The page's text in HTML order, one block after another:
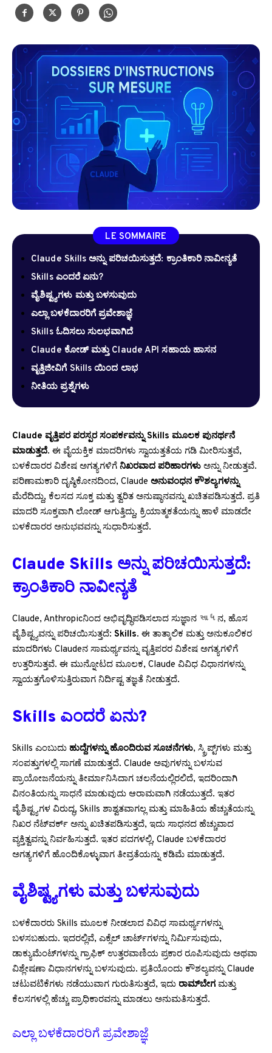
LE SOMMAIRE
Claude Skills ಅನ್ನು ಪರಿಚಯಿಸುತ್ತದೆ: ಕ್ರಾಂತಿಕಾರಿ ನಾವೀನ್ಯತೆ
Skills ಎಂದರೆ ಏನು?
ವೈಶಿಷ್ಟ್ಯಗಳು ಮತ್ತು ಬಳಸುವುದು
ಎಲ್ಲಾ ಬಳಕೆದಾರರಿಗೆ ಪ್ರವೇಶಾಜ್ಞೆ
Skills ಓದಿಸಲು ಸುಲಭವಾಗಿದೆ
Claude ಕೋಡ್ ಮತ್ತು Claude API ಸಹಾಯ ಹಾಸನ
ವೃತ್ತಿಜೀವಿಗೆ Skills ಯಿಂದ ಲಾಭ
ನೀತಿಯ ಪ್ರಶ್ನೆಗಳು
Claude ವೃತ್ತಿಪರ ಪರಸ್ಪರ ಸಂಪರ್ಕವನ್ನು Skills ಮೂಲಕ ಪುನರ್ಥನೆ
ಮಾಡುತ್ತದೆ. ಈ ವೈಯಕ್ತಿಕ ಮಾದರಿಗಳು ಸ್ವಾಯತ್ತತೆಯ ಗಡಿ ಮೀರಿಸುತ್ತವೆ,
ಬಳಕೆದಾರರ ವಿಶೇಷ ಅಗತ್ಯಗಳಿಗೆ ನಿಖರವಾದ ಪರಿಹಾರಗಳು ಅನ್ನು ನೀಡುತ್ತವೆ.
ಪರಿಣಾಮಕಾರಿ ದೃಷ್ಠಿಕೋನದಿಂದ, Claude ಅನುವಂಧನ ಕೌಶಲ್ಯಗಳನ್ನು
ಮೆರೆದಿದ್ದು, ಕೆಲಸದ ಸೂಕ್ತ ಮತ್ತು ತ್ವರಿತ ಅನುಷ್ಠಾನವನ್ನು ಖಚಿತಪಡಿಸುತ್ತದೆ. ಪ್ರತಿ
ಮಾದರಿ ಸೂಕ್ತವಾಗಿ ಲೋಡ್ ಆಗುತ್ತಿದ್ದು, ಕ್ರಿಯಾತ್ಮಕತೆಯನ್ನು ಹಾಳೆ ಮಾಡದೇ
ಬಳಕೆದಾರರ ಅನುಭವವನ್ನು ಸುಧಾರಿಸುತ್ತದೆ.
Claude Skills ಅನ್ನು ಪರಿಚಯಿಸುತ್ತದೆ:
ಕ್ರಾಂತಿಕಾರಿ ನಾವೀನ್ಯತೆ
Claude, Anthropicನಿಂದ ಅಭಿವೃದ್ಧಿಪಡಿಸಲಾದ ಸುಜ್ಞಾನ સાધನ, ಹೊಸ
ವೈಶಿಷ್ಟ್ಯವನ್ನು ಪರಿಚಯಿಸುತ್ತದೆ: Skills. ಈ ತಾತ್ಕಾಲಿಕ ಮತ್ತು ಅನುಕೂಲಿಕರ
ಮಾದರಿಗಳು Claudeನ ಸಾಮರ್ಥ್ಯವನ್ನು ವೃತ್ತಿಪರರ ವಿಶೇಷ ಅಗತ್ಯಗಳಿಗೆ
ಉತ್ತರಿಸುತ್ತವೆ. ಈ ಮುನ್ನೋಟದ ಮೂಲಕ, Claude ವಿವಿಧ ವಿಧಾನಗಳನ್ನು
ಸ್ವಾಯತ್ತಗೊಳಿಸುತ್ತಿರುವಾಗ ನಿರ್ದಿಷ್ಟ ತಜ್ಞತೆ ನೀಡುತ್ತದೆ.
Skills ಎಂದರೆ ಏನು?
Skills ಎಂಬುದು ಹುದ್ದೆಗಳನ್ನು ಹೊಂದಿರುವ ಸೂಚನೆಗಳು, ಸ್ಕ್ರಿಪ್ಟ್‌ಗಳು ಮತ್ತು
ಸಂಪತ್ತುಗಳಲ್ಲಿ ಸಾಗಣೆ ಮಾಡುತ್ತದೆ. Claude ಅವುಗಳನ್ನು ಬಳಸುವ
ಪ್ರಾಯೋಜನೆಯನ್ನು ತೀರ್ಮಾನಿಸಿದಾಗ ಚಲನೆಯಲ್ಲಿರಲಿದೆ, ಇದರಿಂದಾಗಿ
ವಿನಂತಿಯನ್ನು ಸಾಧನೆ ಮಾಡುವುದು ಆರಾಮವಾಗಿ ನಡೆಯುತ್ತದೆ. ಇತರ
ವೈಶಿಷ್ಟ್ಯಗಳ ವಿರುದ್ಧ, Skills ಶಾಶ್ವತವಾಗಲ್ಲ ಮತ್ತು ಮಾಹಿತಿಯ ಹೆಚ್ಚುತೆಯನ್ನು
ನಿಖರ ನೆಟ್‌ವರ್ಕ್ ಅನ್ನು ಖಚಿತಪಡಿಸುತ್ತದೆ, ಇದು ಸಾಧನದ ಹೆಚ್ಚುವಾದ
ವ್ಯಕ್ತಿತ್ವವನ್ನು ನಿರ್ವಹಿಸುತ್ತದೆ. ಇತರ ಪದಗಳಲ್ಲಿ, Claude ಬಳಕೆದಾರರ
ಅಗತ್ಯಗಳಿಗೆ ಹೊಂದಿಕೊಳ್ಳುವಾಗ ತೀವ್ರತೆಯನ್ನು ಕಡಿಮೆ ಮಾಡುತ್ತದೆ.
ವೈಶಿಷ್ಟ್ಯಗಳು ಮತ್ತು ಬಳಸುವುದು
ಬಳಕೆದಾರರು Skills ಮೂಲಕ ನೀಡಲಾದ ವಿವಿಧ ಸಾಮರ್ಥ್ಯಗಳನ್ನು
ಬಳಸಬಹುದು. ಇದರಲ್ಲಿವೆ, ಎಕ್ಸೆಲ್ ಚಾರ್ಟ್‌ಗಳನ್ನು ನಿರ್ಮಿಸುವುದು,
ಡಾಕ್ಯುಮೆಂಟ್‌ಗಳನ್ನು ಗ್ರಾಫಿಕ್ ಉತ್ತರವಾಣಿಯ ಪ್ರಕಾರ ರೂಪಿಸುವುದು ಅಥವಾ
ವಿಶ್ಲೇಷಣಾ ವಿಧಾನಗಳನ್ನು ಬಳಸುವುದು. ಪ್ರತಿಯೊಂದು ಕೌಶಲ್ಯವನ್ನು Claude
ಚಟುವಟಿಕೆಗಳು ನಡೆಯುವಾಗ ಗುರುತಿಸುತ್ತದೆ, ಇದು ರಾಮ್‌ಬೇಗ ಮತ್ತು
ಕೆಲಸಗಳಲ್ಲಿ ಹೆಚ್ಚು ಪ್ರಾಧಿಕಾರವನ್ನು ಮಾಡಲು ಅನುಮತಿಸುತ್ತದೆ.
ಎಲ್ಲಾ ಬಳಕೆದಾರರಿಗೆ ಪ್ರವೇಶಾಜ್ಞೆ